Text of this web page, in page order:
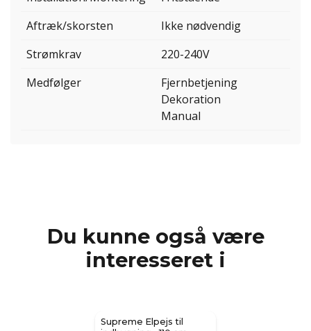
Aftræk/skorsten
Ikke nødvendig
Strømkrav
220-240V
Medfølger
Fjernbetjening
Dekoration
Manual
Du kunne også være
interesseret i
Supreme Elpejs til